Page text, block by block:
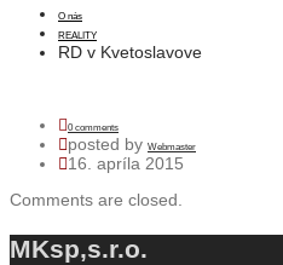
O nás
REALITY
RD v Kvetoslavove
0 comments
posted by Webmaster
16. apríla 2015
Comments are closed.
MKsp,s.r.o.